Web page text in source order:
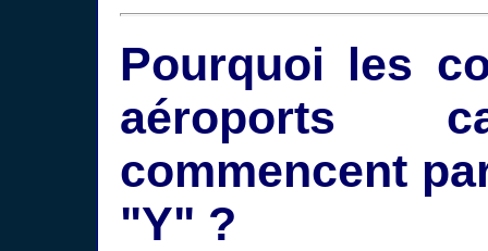
Pourquoi les
aéroports
commencent
"Y" ?